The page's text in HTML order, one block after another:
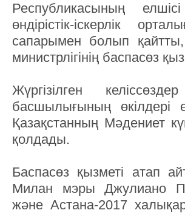
Республикасының
өндірістік-іскерлік
сапарымен болып
министрлігінің баспасөз
Жүргізілген
басшылығының өкілдері
Қазақстанның Мәдениет
қолдады.
Баспасөз қызметі атап
Милан мэры Джулиано
және Астана-2017